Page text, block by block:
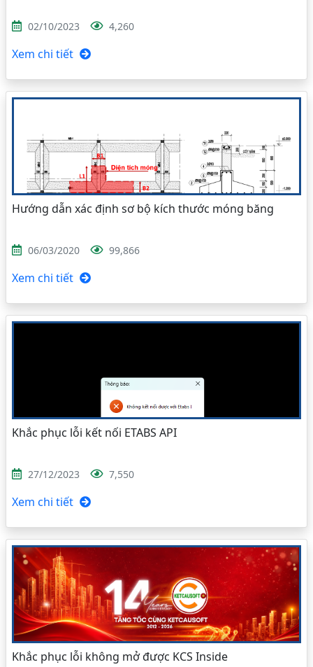
02/10/2023 4,260
Xem chi tiết
Hướng dẫn xác định sơ bộ kích thước móng băng
06/03/2020 99,866
Xem chi tiết
Khắc phục lỗi kết nối ETABS API
27/12/2023 7,550
Xem chi tiết
Khắc phục lỗi không mở được KCS Inside